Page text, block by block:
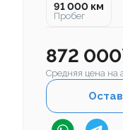
91 000 км
Пробег
872 000
Средняя цена на